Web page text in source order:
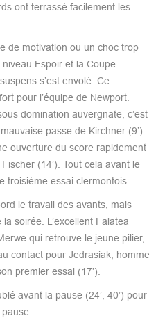
ont terrassé facilement les
de motivation ou un choc trop
Espoir et la Coupe
s’est envolé. Ce
pour l’équipe de Newport.
domination auvergnate, c’est
passe de Kirchner (9’)
ouverture du score rapidement
(14’). Tout cela avant le
troisième essai clermontois.
le travail des avants, mais
soirée. L’excellent Falatea
qui retrouve le jeune pilier,
contact pour Jedrasiak, homme
premier essai (17’).
avant la pause (24’, 40’) pour